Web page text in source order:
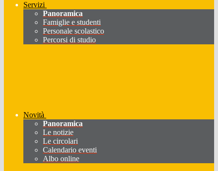
Servizi
Panoramica
Famiglie e studenti
Personale scolastico
Percorsi di studio
Novità
Panoramica
Le notizie
Le circolari
Calendario eventi
Albo online